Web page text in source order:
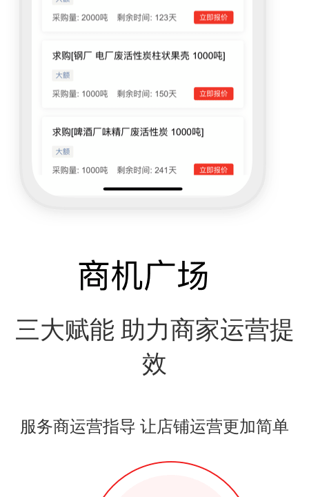
三大赋能 助力商家运营提
效
服务商运营指导 让店铺运营更加简单